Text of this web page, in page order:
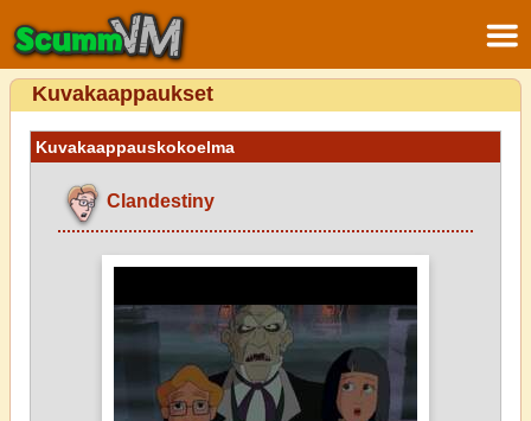
Kuvakaappaukset
Kuvakaappauskokoelma
Clandestiny